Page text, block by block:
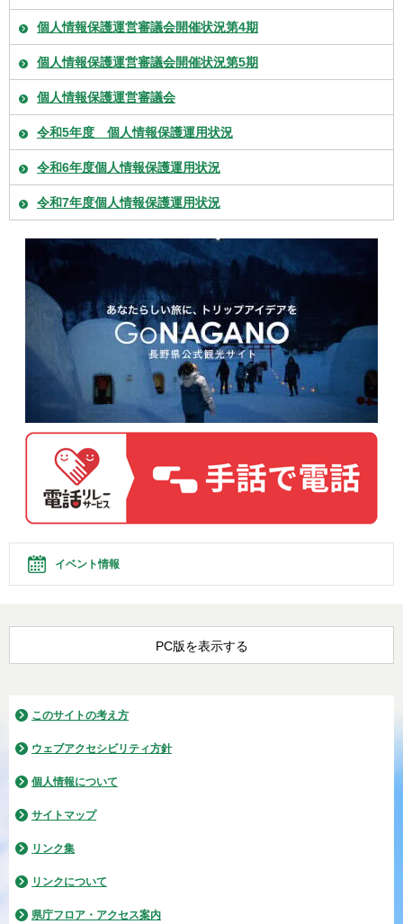
個人情報保護運営審議会開催状況第4期
個人情報保護運営審議会開催状況第5期
個人情報保護運営審議会
令和5年度 個人情報保護運用状況
令和6年度個人情報保護運用状況
令和7年度個人情報保護運用状況
イベント情報
PC版を表示する
このサイトの考え方
ウェブアクセシビリティ方針
個人情報について
サイトマップ
リンク集
リンクについて
県庁フロア・アクセス案内